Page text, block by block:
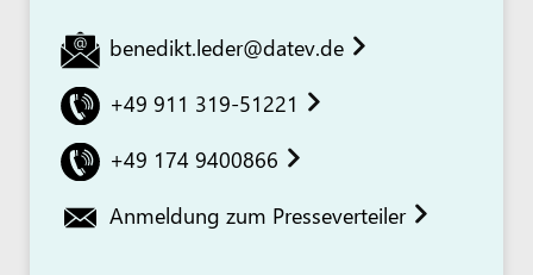
benedikt.leder@datev.de
+49 911 319-51221
+49 174 9400866
Anmeldung zum Presseverteiler